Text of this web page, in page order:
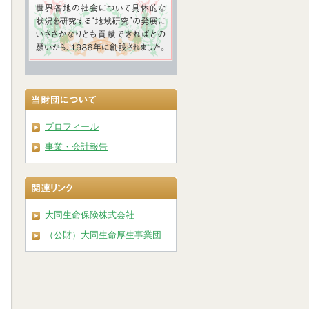
プロフィール
事業・会計報告
大同生命保険株式会社
（公財）大同生命厚生事業団